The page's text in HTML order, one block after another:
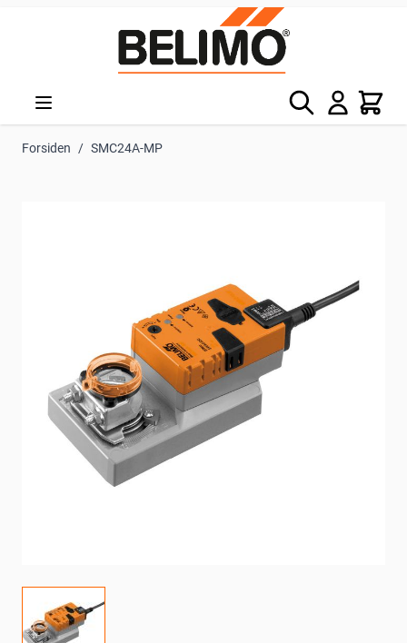
Søg Kurv
Forsiden / SMC24A-MP